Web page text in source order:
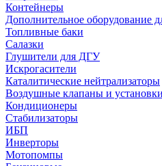
Контейнеры
Дополнительное оборудование
Топливные баки
Салазки
Глушители для ДГУ
Искрогасители
Каталитические нейтрализаторы
Воздушные клапаны и установки
Кондиционеры
Стабилизаторы
ИБП
Инверторы
Мотопомпы